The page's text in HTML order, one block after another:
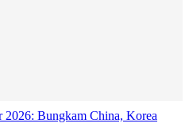
2026: Bungkam China, Korea